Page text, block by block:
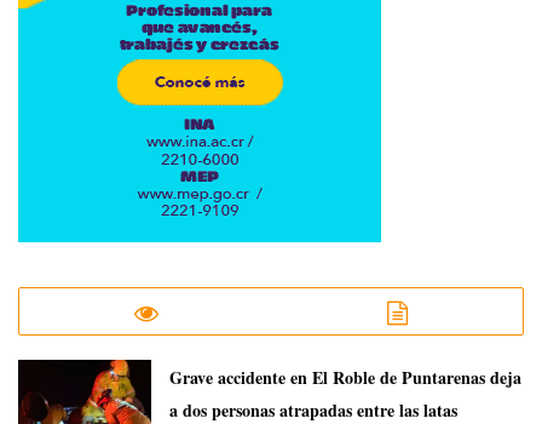
Grave accidente en El Roble de Puntarenas deja
a dos personas atrapadas entre las latas